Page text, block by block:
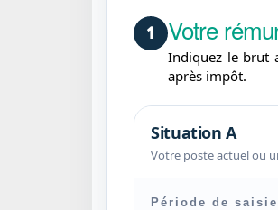
1 Votre
Indiquez le brut
après impôt.
Situation A
Votre poste actuel ou
Période de saisie